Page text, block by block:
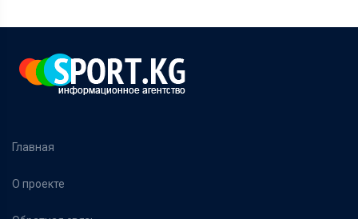
Главная
О проекте